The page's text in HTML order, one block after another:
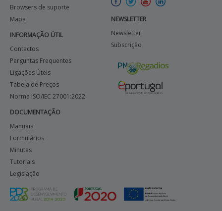
Browsers de suporte
Mapa
INFORMAÇÃO ÚTIL
Contactos
Perguntas Frequentes
Ligações Úteis
Tabela de Preços
Norma ISO/IEC 27001:2022
DOCUMENTAÇÃO
Manuais
Formulários
Minutas
Tutoriais
Legislação
NEWSLETTER
Newsletter
Subscrição